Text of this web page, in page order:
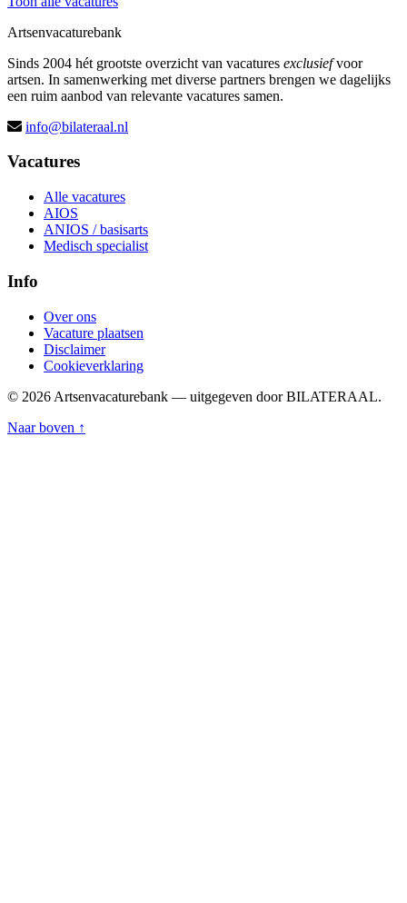
Artsenvacaturebank
Sinds 2004 hét grootste overzicht van vacatures exclusiefvoor
artsen. In samenwerking met diverse partners brengen we dagelijks
een ruim aanbod van relevante vacatures samen.
info@bilateraal.nl
Vacatures
Alle vacatures
AIOS
ANIOS / basisarts
Medisch specialist
Info
Over ons
Vacature plaatsen
Disclaimer
Cookieverklaring
© 2026 Artsenvacaturebank — uitgegeven door BILATERAAL.
Naar boven ↑